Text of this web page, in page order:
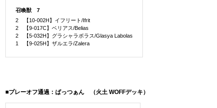
召喚獣 7
2 【10-002H】イフリート/Ifrit
2 【9-017C】ベリアス/Belias
2 【5-032H】グラシャラボラス/Glasya Labolas
1 【9-025H】ザルエラ/Zalera
■プレーオフ通過：ぱっつぁん （火土 WOFFデッキ）